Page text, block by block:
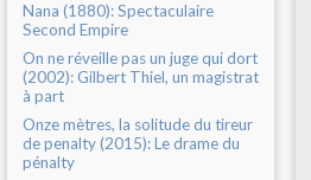
Nana (1880): Spectaculaire
Second Empire
On ne réveille pas un juge qui dort
(2002): Gilbert Thiel, un magistrat
à part
Onze mètres, la solitude du tireur
de penalty (2015): Le drame du
pénalty